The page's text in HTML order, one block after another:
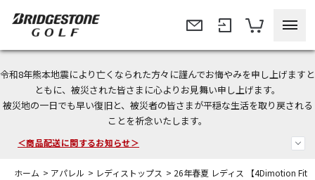
令和8年熊本地震により亡くなられた方々に謹んでお悔やみを申し上げますと
ともに、被災された皆さまに心よりお見舞い申し上げます。
被災地の一日でも早い復旧と、被災者の皆さまが平穏な生活を取り戻される
ことを祈念いたします。
＜夏季休暇中のご注文・発送・お問い合わせ＞
今なら新規会員登録で1,000円OFFクーポンプレゼント！
＜商品配送に関するお知らせ＞
ホーム > アパレル > レディストップス > 26年春夏 レディス 【4Dimotion Fit